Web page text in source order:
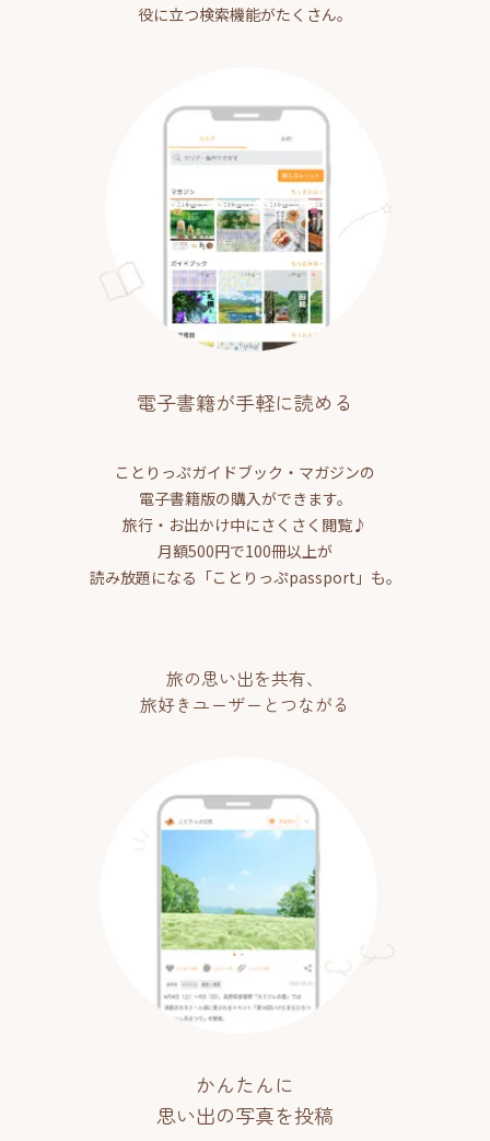
役に立つ検索機能がたくさん。
電子書籍が手軽に読める
ことりっぷガイドブック・マガジンの
電子書籍版の購入ができます。
旅行・お出かけ中にさくさく閲覧♪
月額500円で100冊以上が
読み放題になる「ことりっぷpassport」も。
旅の思い出を共有、
旅好きユーザーとつながる
かんたんに
思い出の写真を投稿